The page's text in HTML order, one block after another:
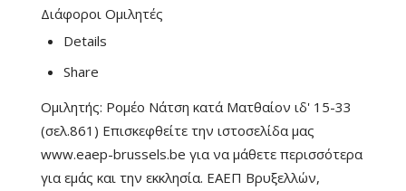
Διάφοροι Ομιλητές
Details
Share
Ομιλητής: Ρομέο Νάτση κατά Ματθαίον ιδ' 15-33
(σελ.861) Επισκεφθείτε την ιστοσελίδα μας
www.eaep-brussels.be για να μάθετε περισσότερα
για εμάς και την εκκλησία. ΕΑΕΠ Βρυξελλών,